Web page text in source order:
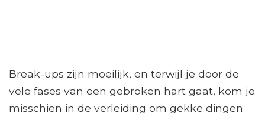
Break-ups zijn moeilijk, en terwijl je door de
vele fases van een gebroken hart gaat, kom je
misschien in de verleiding om gekke dingen